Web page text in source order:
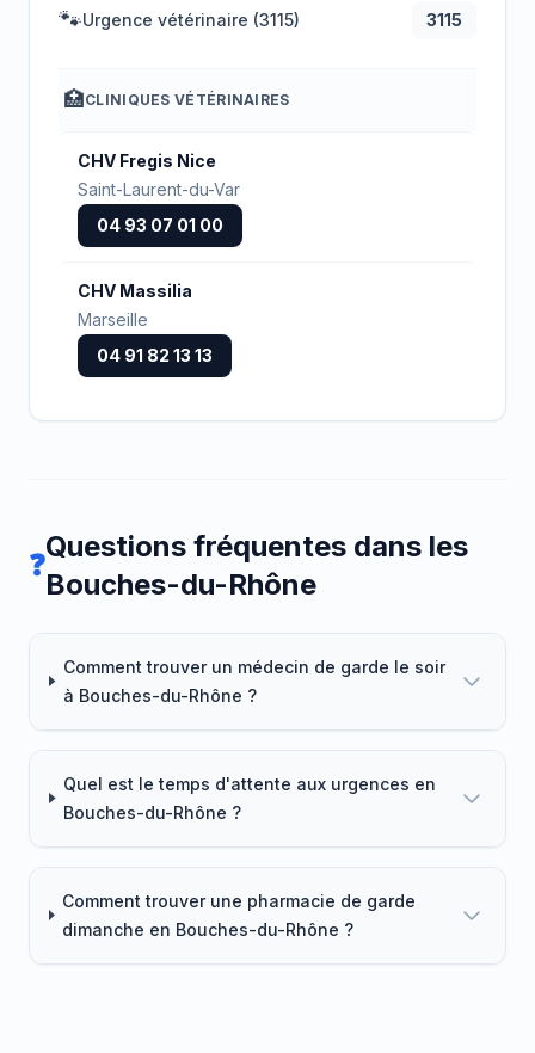
🐾Urgence vétérinaire (3115) 3115
🏥CLINIQUES VÉTÉRINAIRES
CHV Fregis Nice
Saint-Laurent-du-Var
04 93 07 01 00
CHV Massilia
Marseille
04 91 82 13 13
❓
Questions fréquentes dans les
Bouches-du-Rhône
Comment trouver un médecin de garde le soir
à Bouches-du-Rhône ?
Quel est le temps d'attente aux urgences en
Bouches-du-Rhône ?
Comment trouver une pharmacie de garde
dimanche en Bouches-du-Rhône ?